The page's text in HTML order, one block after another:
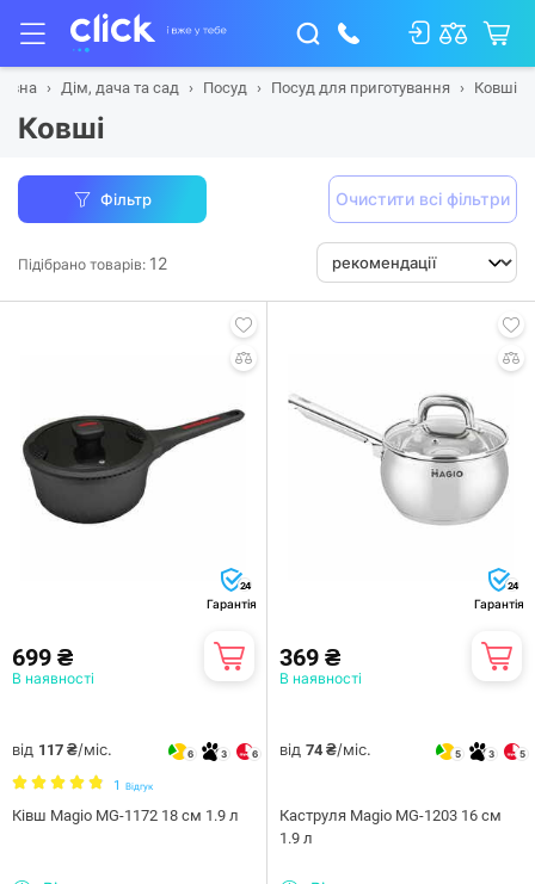
Дім, дача та сад Посуд Посуд для приготування Ковші
Ковші
Фільтр Очистити всі фільтри
Підібрано товарів: 12
24
Гарантія
699 ₴
В наявності
від 117 ₴/міс. 6 3 6
1 Відгук
Ківш Magio MG-1172 18 см 1.9 л
24
Гарантія
369 ₴
В наявності
від 74 ₴/міс. 5 3 5
Каструля Magio MG-1203 16 см
1.9 л